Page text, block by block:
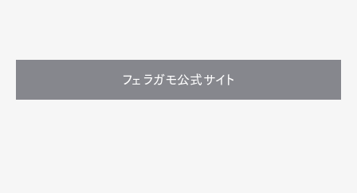
フェラガモ公式サイト